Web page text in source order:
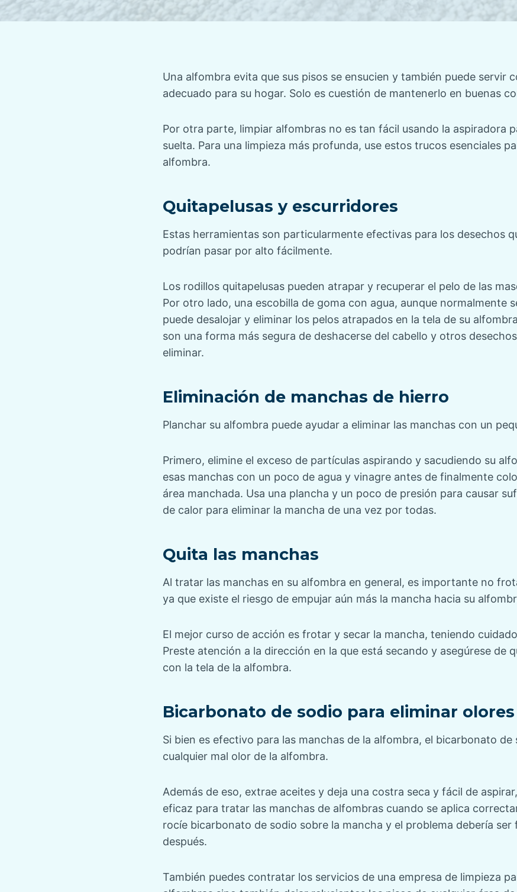
Una alfombra evita que sus pisos se ensucien y también puede servir
adecuado para su hogar. Solo es cuestión de mantenerlo en buenas
Por otra parte, limpiar alfombras no es tan fácil usando la aspiradora
suelta. Para una limpieza más profunda, use estos trucos esenciales
alfombra.
Quitapelusas y escurridores
Estas herramientas son particularmente efectivas para los desechos
podrían pasar por alto fácilmente.
Los rodillos quitapelusas pueden atrapar y recuperar el pelo de las
Por otro lado, una escobilla de goma con agua, aunque normalmente
puede desalojar y eliminar los pelos atrapados en la tela de su
son una forma más segura de deshacerse del cabello y otros
eliminar.
Eliminación de manchas de hierro
Planchar su alfombra puede ayudar a eliminar las manchas con un
Primero, elimine el exceso de partículas aspirando y sacudiendo su
esas manchas con un poco de agua y vinagre antes de finalmente
área manchada. Usa una plancha y un poco de presión para causar
de calor para eliminar la mancha de una vez por todas.
Quita las manchas
Al tratar las manchas en su alfombra en general, es importante no
ya que existe el riesgo de empujar aún más la mancha hacia su
El mejor curso de acción es frotar y secar la mancha, teniendo
Preste atención a la dirección en la que está secando y asegúrese de
con la tela de la alfombra.
Bicarbonato de sodio para eliminar olores
Si bien es efectivo para las manchas de la alfombra, el bicarbonato de
cualquier mal olor de la alfombra.
Además de eso, extrae aceites y deja una costra seca y fácil de
eficaz para tratar las manchas de alfombras cuando se aplica
rocíe bicarbonato de sodio sobre la mancha y el problema debería ser
después.
También puedes contratar los servicios de una empresa de limpieza